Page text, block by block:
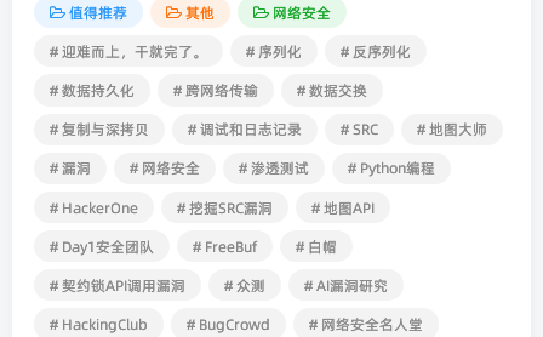
值得推荐 其他
网络安全
# 迎难而上，干就完了。
# 序列化
# 反序列化
# 数据持久化
# 跨网络传输
# 数据交换
# 复制与深拷贝
# 调试和日志记录 # SRC
# 地图大师
# 漏洞
# 网络安全 # 渗透测试
# Python编程
# HackerOne
# 挖掘SRC漏洞
# 地图API
# Day1安全团队
# FreeBuf
# 白帽
# 契约锁API调用漏洞
# 众测
# AI漏洞研究
# HackingClub
# BugCrowd
# 网络安全名人堂